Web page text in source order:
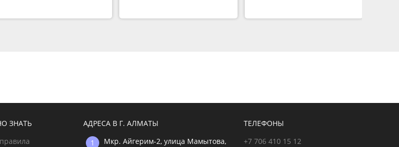
ЗНАТЬ
АДРЕСА В Г. АЛМАТЫ
Мкр. Айгерим-2, улица Мамытова,
ТЕЛЕФОНЫ
+7 706 410 15 12